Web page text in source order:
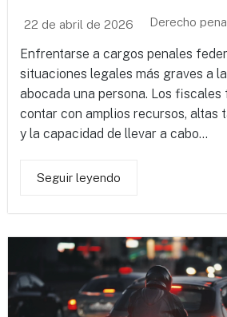
22 de abril de 2026 Derecho
Enfrentarse a cargos penales
situaciones legales más graves a
abocada una persona. Los fiscales
contar con amplios recursos, altas
y la capacidad de llevar a cabo...
Seguir leyendo